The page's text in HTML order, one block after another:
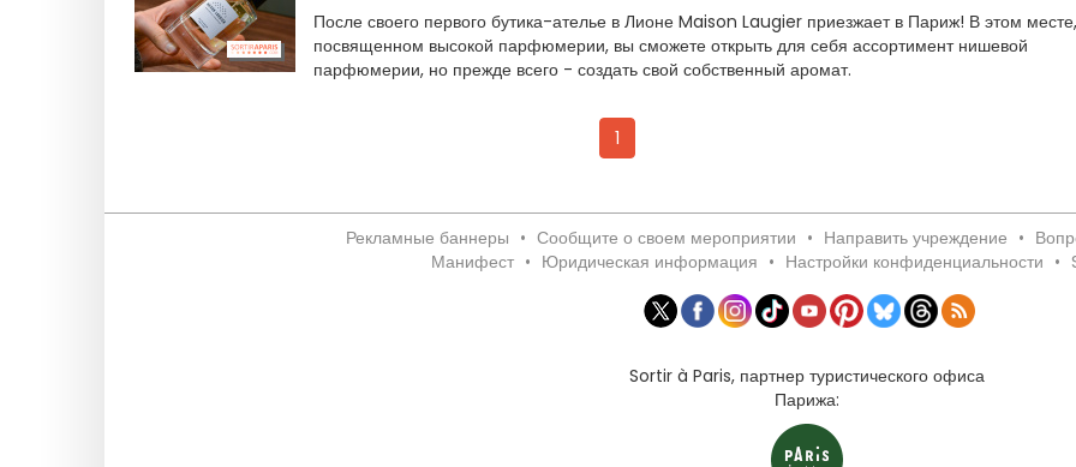
После своего первого бутика-ателье в Лионе Maison Laugier приезжает в Париж! В этом месте,
посвященном высокой парфюмерии, вы сможете открыть для себя ассортимент нишевой
парфюмерии, но прежде всего - создать свой собственный аромат.
1
Рекламные баннеры • Сообщите о своем мероприятии • Направить учреждение •
Манифест • Юридическая информация • Настройки конфиденциальности •
Sortir à Paris, партнер туристического офиса
Парижа: